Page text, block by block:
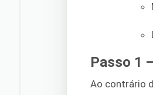
Passo 1
Ao contrário